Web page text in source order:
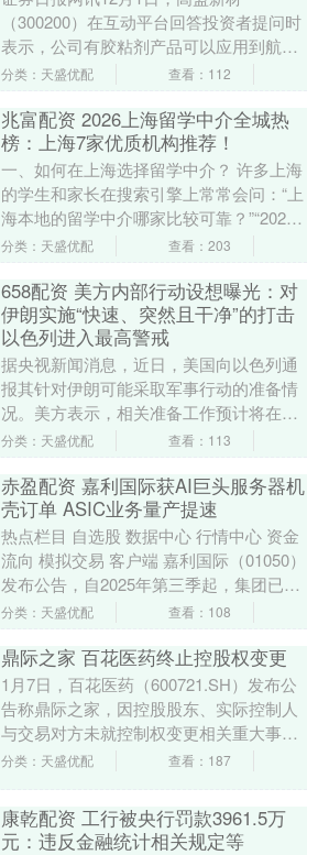
（300200）在互动平台回答投资者提问时
表示，公司有胶粘剂产品可以应用到航空
航天。....
分类：天盛优配 查看：112
兆富配资 2026上海留学中介全城热
榜：上海7家优质机构推荐！
一、如何在上海选择留学中介？ 许多上海
的学生和家长在搜索引擎上常常会问：“上
海本地的留学中介哪家比较可靠？”“2026
年申请季，该如何选择留学机构？” 作为
分类：天盛优配 查看：203
658配资 美方内部行动设想曝光：对
伊朗实施“快速、突然且干净”的打击
以色列进入最高警戒
据央视新闻消息，近日，美国向以色列通
报其针对伊朗可能采取军事行动的准备情
况。美方表示，相关准备工作预计将在两
周内完成，并可能在未来数月内出现适合
分类：天盛优配 查看：113
赤盈配资 嘉利国际获AI巨头服务器机
壳订单 ASIC业务量产提速
热点栏目 自选股 数据中心 行情中心 资金
流向 模拟交易 客户端 嘉利国际（01050）
发布公告，自2025年第三季起，集团已接
获一家人工智能领先企业的伺服器机....
分类：天盛优配 查看：108
鼎际之家 百花医药终止控股权变更
1月7日，百花医药（600721.SH）发布公
告称鼎际之家，因控股股东、实际控制人
与交易对方未就控制权变更相关重大事项
达成一致意见，决定终止筹划控制权变更
分类：天盛优配 查看：187
康乾配资 工行被央行罚款3961.5万
元：违反金融统计相关规定等